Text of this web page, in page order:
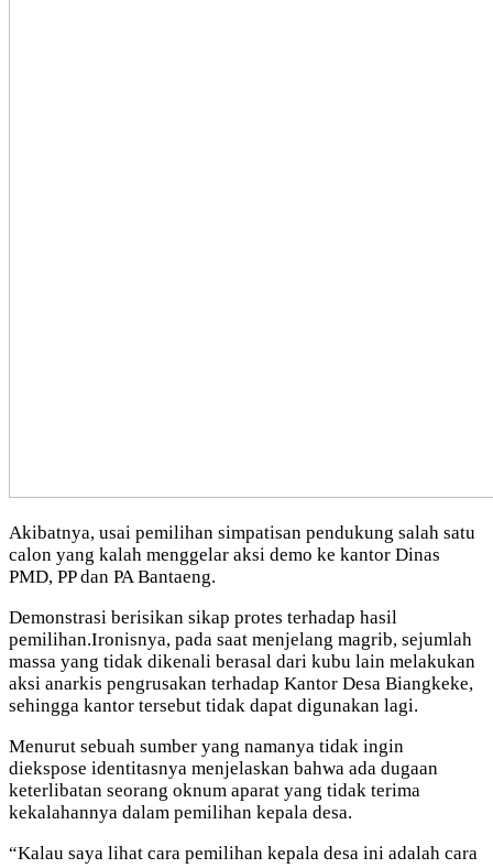
Akibatnya, usai pemilihan simpatisan pendukung salah satu
calon yang kalah menggelar aksi demo ke kantor Dinas
PMD, PP dan PA Bantaeng.
Demonstrasi berisikan sikap protes terhadap hasil
pemilihan.Ironisnya, pada saat menjelang magrib, sejumlah
massa yang tidak dikenali berasal dari kubu lain melakukan
aksi anarkis pengrusakan terhadap Kantor Desa Biangkeke,
sehingga kantor tersebut tidak dapat digunakan lagi.
Menurut sebuah sumber yang namanya tidak ingin
diekspose identitasnya menjelaskan bahwa ada dugaan
keterlibatan seorang oknum aparat yang tidak terima
kekalahannya dalam pemilihan kepala desa.
“Kalau saya lihat cara pemilihan kepala desa ini adalah cara